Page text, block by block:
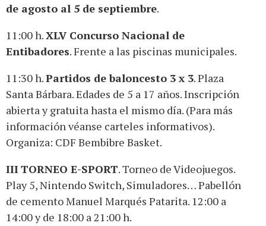
de agosto al 5 de septiembre.
11:00 h.XLV Concurso Nacional de
Entibadores. Frente a las piscinas municipales.
11:30 h.Partidos de baloncesto 3 x 3. Plaza
Santa Bárbara. Edades de 5 a 17 años. Inscripción
abierta y gratuita hasta el mismo día. (Para más
información véanse carteles informativos).
Organiza: CDF Bembibre Basket.
IIITORNEO E-SPORT. Torneo de Videojuegos.
Play 5, Nintendo Switch, Simuladores… Pabellón
de cemento Manuel Marqués Patarita. 12:00 a
14:00 y de 18:00 a 21:00 h.